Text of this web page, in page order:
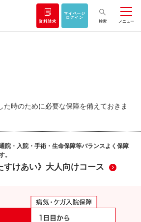
資料請求
マイページ
ログイン
検索
メニュー
た時のために必要な保障を備えておきま
院・入院・手術・生命保障等バランスよく保障
。
すけあい》大人向けコース